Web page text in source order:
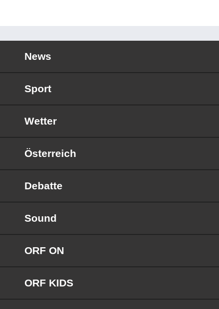
News
Sport
Wetter
Österreich
Debatte
Sound
ORF ON
ORF KIDS